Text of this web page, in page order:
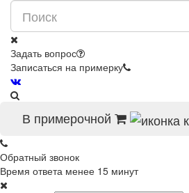
Задать вопрос
Записаться на примерку
В примерочной
Обратный звонок
Время ответа менее 15 минут